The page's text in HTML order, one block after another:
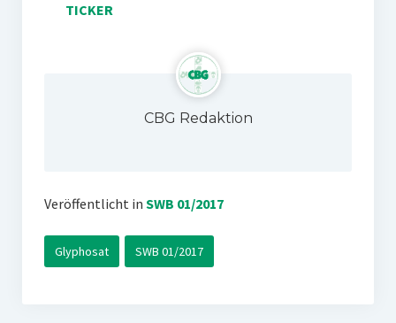
TICKER
CBG Redaktion
Veröffentlicht in SWB 01/2017
Glyphosat SWB 01/2017